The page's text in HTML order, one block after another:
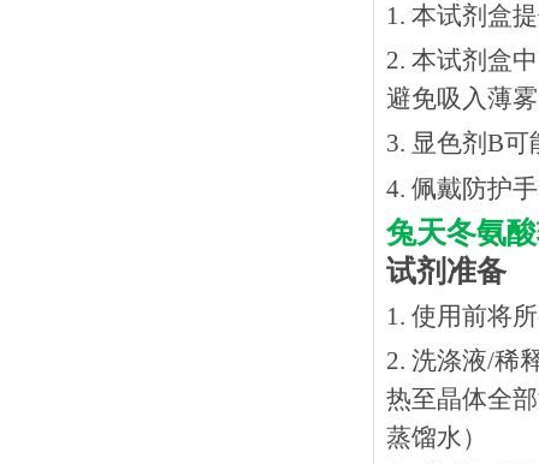
1. 本试剂盒
2. 本试剂盒
避免吸入薄
3. 显色剂B
4. 佩戴防护
兔天冬氨
试剂准备
1. 使用前将
2. 洗涤液/稀
热⾄晶体全
蒸馏水）